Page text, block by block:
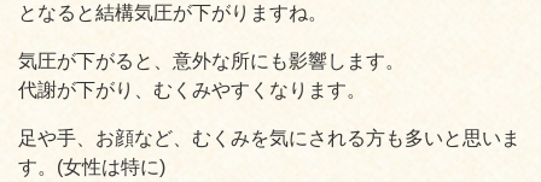
となると結構気圧が下がりますね。
気圧が下がると、意外な所にも影響します。
代謝が下がり、むくみやすくなります。
足や手、お顔など、むくみを気にされる方も多いと思いま
す。(女性は特に)